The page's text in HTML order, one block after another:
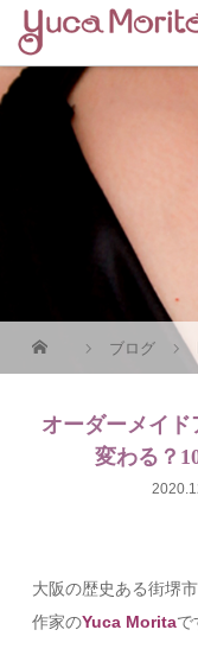
ブログ
オーダーメイ
変わる？
大阪の歴史ある街堺
作家のYuca Moritaで